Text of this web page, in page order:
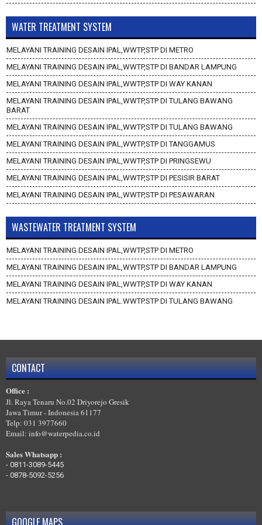
WATER TREATMENT SYSTEM
MELAYANI TRAINING DESAIN IPAL,WWTP,STP DI METRO
MELAYANI TRAINING DESAIN IPAL,WWTP,STP DI BANDAR LAMPUNG
MELAYANI TRAINING DESAIN IPAL,WWTP,STP DI WAY KANAN
MELAYANI TRAINING DESAIN IPAL,WWTP,STP DI TULANG BAWANG
BARAT
MELAYANI TRAINING DESAIN IPAL,WWTP,STP DI TULANG BAWANG
MELAYANI TRAINING DESAIN IPAL,WWTP,STP DI TANGGAMUS
MELAYANI TRAINING DESAIN IPAL,WWTP,STP DI PRINGSEWU
MELAYANI TRAINING DESAIN IPAL,WWTP,STP DI PESISIR BARAT
MELAYANI TRAINING DESAIN IPAL,WWTP,STP DI PESAWARAN
WASTEWATER TREATMENT SYSTEM
MELAYANI TRAINING DESAIN IPAL,WWTP,STP DI METRO
MELAYANI TRAINING DESAIN IPAL,WWTP,STP DI BANDAR LAMPUNG
MELAYANI TRAINING DESAIN IPAL,WWTP,STP DI WAY KANAN
MELAYANI TRAINING DESAIN IPAL,WWTP,STP DI TULANG BAWANG
MELAYANI TRAINING DESAIN IPAL,WWTP,STP DI PESISIR BARAT
MELAYANI TRAINING DESAIN IPAL,WWTP,STP DI PESAWARAN
CONTACT
Office :
Jl. Raya Tenaru No.02 Driyorejo Gresik
Jawa Timur - Indonesia 61177
Telp: 031 3977660
Email: info@waterpedia.co.id
Sales Whatsapp :
- 0811-3089-5445
- 0878-5092-5256